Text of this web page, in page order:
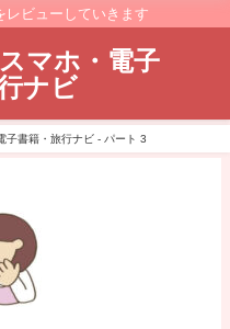
レビューしていきます
マホ・電子
ナビ
子書籍・旅行ナビ - パート 3